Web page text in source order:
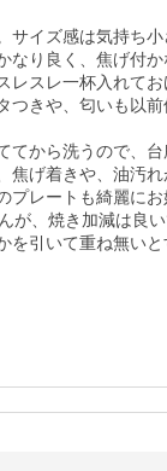
イズ感は気持ち小
なり良く、焦げ付か
レスレ一杯入れてお
つきや、匂いも以
てから洗うので、台
焦げ着きや、油汚れ
プレートも綺麗に
が、焼き加減は良
を引いて重ね無いと